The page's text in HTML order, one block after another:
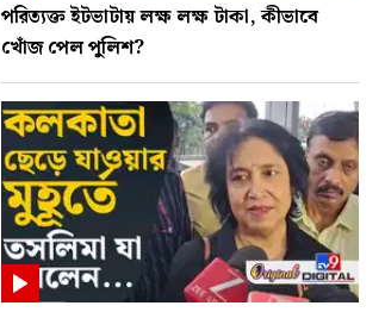
পরিত্যক্ত ইটভাটায় লক্ষ লক্ষ টাকা, কীভাবে
খোঁজ পেল পুলিশ?